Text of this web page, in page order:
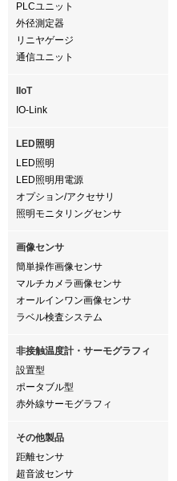
PLCユニット
外径測定器
リニヤゲージ
通信ユニット
IIoT
IO-Link
LED照明
LED照明
LED照明用電源
オプション/アクセサリ
照明モニタリングセンサ
画像センサ
簡単操作画像センサ
マルチカメラ画像センサ
オールインワン画像センサ
ラベル検査システム
非接触温度計・サーモグラフィ
設置型
ポータブル型
赤外線サーモグラフィ
その他製品
距離センサ
超音波センサ